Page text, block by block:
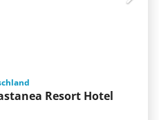
Resort Hotel